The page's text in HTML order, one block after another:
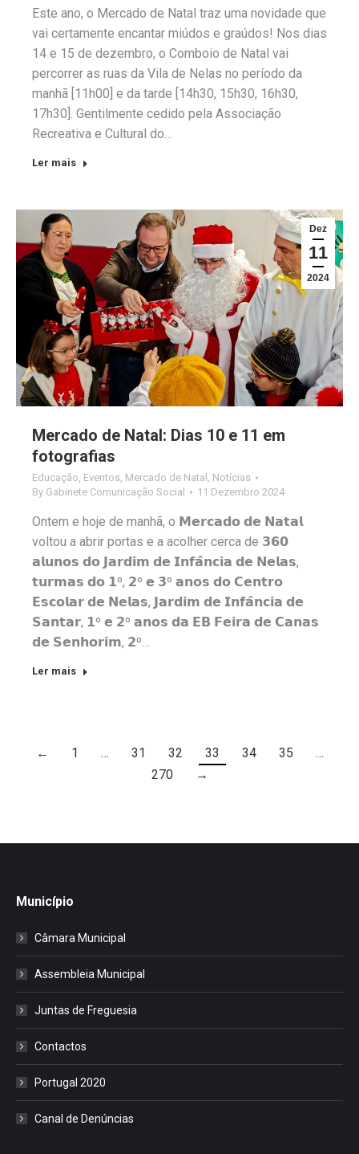
Este ano, o Mercado de Natal traz uma novidade que
vai certamente encantar miúdos e graúdos! Nos dias
14 e 15 de dezembro, o Comboio de Natal vai
percorrer as ruas da Vila de Nelas no período da
manhã [11h00] e da tarde [14h30, 15h30, 16h30,
17h30]. Gentilmente cedido pela Associação
Recreativa e Cultural do…
Ler mais
Dez
11
2024
Mercado de Natal: Dias 10 e 11 em
fotografias
Educação Eventos Mercado de Natal Notícias
By Gabinete Comunicação Social 11 Dezembro 2024
Ontem e hoje de manhã, o 𝗠𝗲𝗿𝗰𝗮𝗱𝗼 𝗱𝗲 𝗡𝗮𝘁𝗮𝗹
voltou a abrir portas e a acolher cerca de 𝟯𝟲𝟬
𝗮𝗹𝘂𝗻𝗼𝘀 𝗱𝗼 𝗝𝗮𝗿𝗱𝗶𝗺 𝗱𝗲 𝗜𝗻𝗳𝗮̂𝗻𝗰𝗶𝗮 𝗱𝗲 𝗡𝗲𝗹𝗮𝘀,
𝘁𝘂𝗿𝗺𝗮𝘀 𝗱𝗼 𝟭º, 𝟮º 𝗲 𝟯º 𝗮𝗻𝗼𝘀 𝗱𝗼 𝗖𝗲𝗻𝘁𝗿𝗼
𝗘𝘀𝗰𝗼𝗹𝗮𝗿 𝗱𝗲 𝗡𝗲𝗹𝗮𝘀, 𝗝𝗮𝗿𝗱𝗶𝗺 𝗱𝗲 𝗜𝗻𝗳𝗮̂𝗻𝗰𝗶𝗮 𝗱𝗲
𝗦𝗮𝗻𝘁𝗮𝗿, 𝟭º 𝗲 𝟮º 𝗮𝗻𝗼𝘀 𝗱𝗮 𝗘𝗕 𝗙𝗲𝗶𝗿𝗮 𝗱𝗲 𝗖𝗮𝗻𝗮𝘀
𝗱𝗲 𝗦𝗲𝗻𝗵𝗼𝗿𝗶𝗺, 𝟮º…
Ler mais
← 1 … 31 32 33 34 35
…
270
→
Município
Câmara Municipal
Assembleia Municipal
Juntas de Freguesia
Contactos
Portugal 2020
Canal de Denúncias